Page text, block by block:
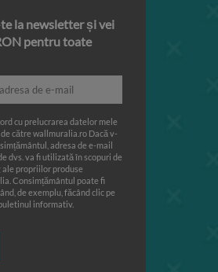
la newsletter și vei
pentru toate
cu prelucrarea datelor mele
către wallmuralia.ro Dacă v-
adresa de e-mail
dvs. va fi utilizată în scopuri de
propriilor produse
Consimțământul poate fi
de exemplu, făcând clic pe
informativ.